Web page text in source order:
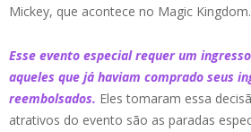
Mickey, que acontece no Magic Kingdom.
Esse evento especial requer um
aqueles que já haviam comprado seus
reembolsados. Eles tomaram essa
atrativos do evento são as paradas